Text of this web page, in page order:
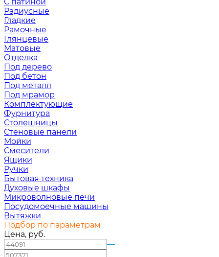
Радиусные
Гладкие
Рамочные
Глянцевые
Матовые
Отделка
Под дерево
Под бетон
Под металл
Под мрамор
Комплектующие
Фурнитура
Столешницы
Стеновые панели
Мойки
Смесители
Ящики
Ручки
Бытовая техника
Духовые шкафы
Микроволновые печи
Посудомоечные машины
Вытяжки
Подбор по параметрам
Цена, руб.
—